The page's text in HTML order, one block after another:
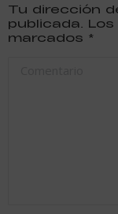
Tu dirección
publicada.
marcados *